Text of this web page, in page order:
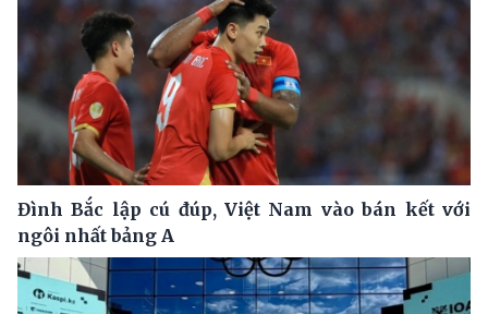
Đình Bắc lập cú đúp, Việt Nam vào bán kết với
ngôi nhất bảng A